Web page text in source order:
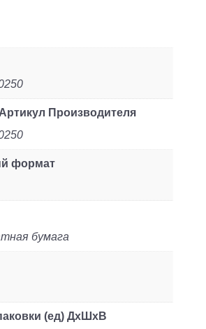
Производителя
формат
бумага
(ед) ДхШхВ